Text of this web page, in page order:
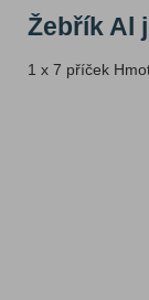
Žebřík Al
1 x 7 příček